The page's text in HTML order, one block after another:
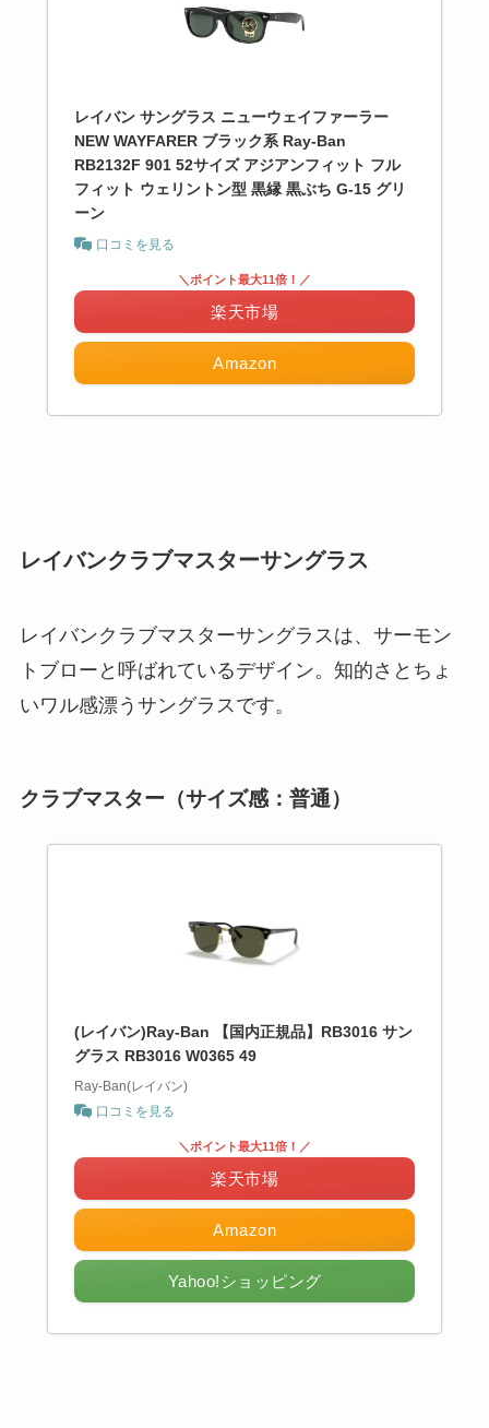
レイバン サングラス ニューウェイファーラー
NEW WAYFARER ブラック系 Ray-Ban
RB2132F 901 52サイズ アジアンフィット フル
フィット ウェリントン型 黒縁 黒ぶち G-15 グリ
ーン
口コミを見る
Amazon
＼ポイント最大11倍！／
楽天市場
レイバンクラブマスターサングラス
レイバンクラブマスターサングラスは、サーモン
トブローと呼ばれているデザイン。知的さとちょ
いワル感漂うサングラスです。
クラブマスター（サイズ感：普通）
(レイバン)Ray-Ban 【国内正規品】RB3016 サン
グラス RB3016 W0365 49
Ray-Ban(レイバン)
口コミを見る
Amazon
＼ポイント最大11倍！／
楽天市場
Yahoo!ショッピング